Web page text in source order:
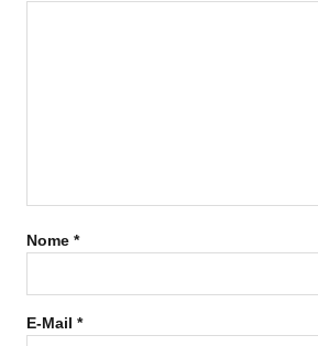
Nome *
E-Mail *